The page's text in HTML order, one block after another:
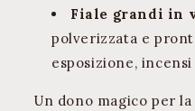
Fiale grandi in
polverizzata e
esposizione,
Un dono magico per